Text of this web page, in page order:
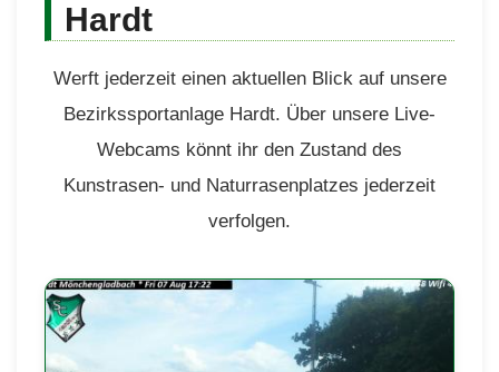
Hardt
Werft jederzeit einen aktuellen Blick auf unsere
Bezirkssportanlage Hardt. Über unsere Live-
Webcams könnt ihr den Zustand des
Kunstrasen- und Naturrasenplatzes jederzeit
verfolgen.